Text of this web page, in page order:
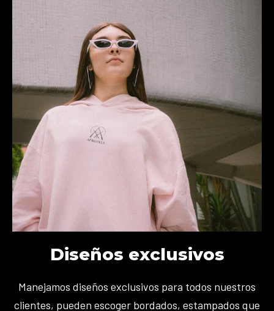
Diseños exclusivos
Manejamos diseños exclusivos para todos nuestros
clientes, pueden escoger bordados, estampados que